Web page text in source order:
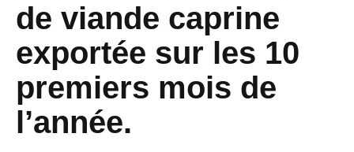
de viande caprine
exportée sur les 10
premiers mois de
l’année.